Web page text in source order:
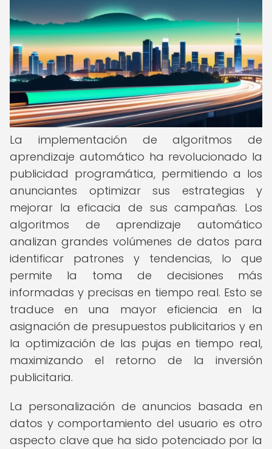
La implementación de algoritmos de
aprendizaje automático ha revolucionado la
publicidad programática, permitiendo a los
anunciantes optimizar sus estrategias y
mejorar la eficacia de sus campañas. Los
algoritmos de aprendizaje automático
analizan grandes volúmenes de datos para
identificar patrones y tendencias, lo que
permite la toma de decisiones más
informadas y precisas en tiempo real. Esto se
traduce en una mayor eficiencia en la
asignación de presupuestos publicitarios y en
la optimización de las pujas en tiempo real,
maximizando el retorno de la inversión
publicitaria.
La personalización de anuncios basada en
datos y comportamiento del usuario es otro
aspecto clave que ha sido potenciado por la